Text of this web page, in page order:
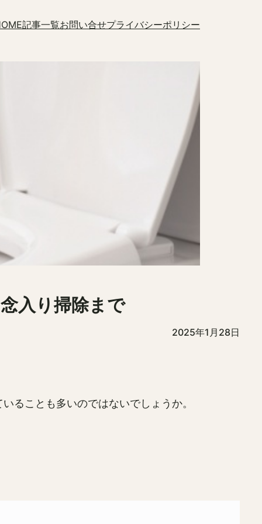
記事一覧お問い合せプライバシーポリシー
入り掃除まで
2025年1月28日
ることも多いのではないでしょうか。